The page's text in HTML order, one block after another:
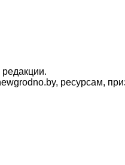
ресурсам,